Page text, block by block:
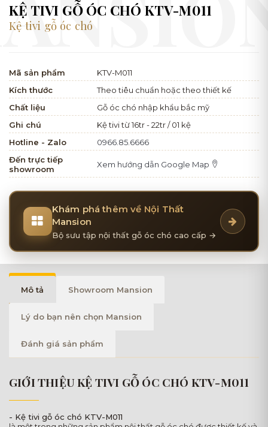
KỆ TIVI GỖ ÓC CHÓ KTV-M011
Kệ tivi gỗ óc chó
Mã sản phẩm
KTV-M011
Kích thước
Theo tiêu chuẩn hoặc theo thiết kế
Chất liệu
Gỗ óc chó nhập khẩu bắc mỹ
Ghi chú
Kệ tivi từ 16tr - 22tr / 01 kệ
Hotline - Zalo
0966.85.6666
Đến trực tiếp
showroom
Xem hướng dẫn Google Map
Khám phá thêm về Nội Thất
Mansion
Bộ sưu tập nội thất gỗ óc chó cao cấp →
Mô tả Showroom Mansion
Lý do bạn nên chọn Mansion
Đánh giá sản phẩm
GIỚI THIỆU KỆ TIVI GỖ ÓC CHÓ KTV-M011
- Kệ tivi gỗ óc chó KTV-M011